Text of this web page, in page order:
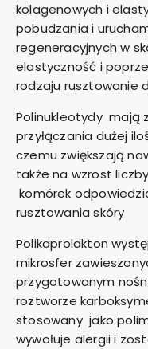
kolagenowych i
pobudzania i
regeneracyjnych w
elastyczność i
rodzaju rusztowanie
Polinukleotydy mają
przyłączania dużej
czemu zwiększają
także na wzrost
komórek
rusztowania skóry
Polikaprolakton
mikrosfer
przygotowanym
roztworze
stosowany jako
wywołuje alergii i